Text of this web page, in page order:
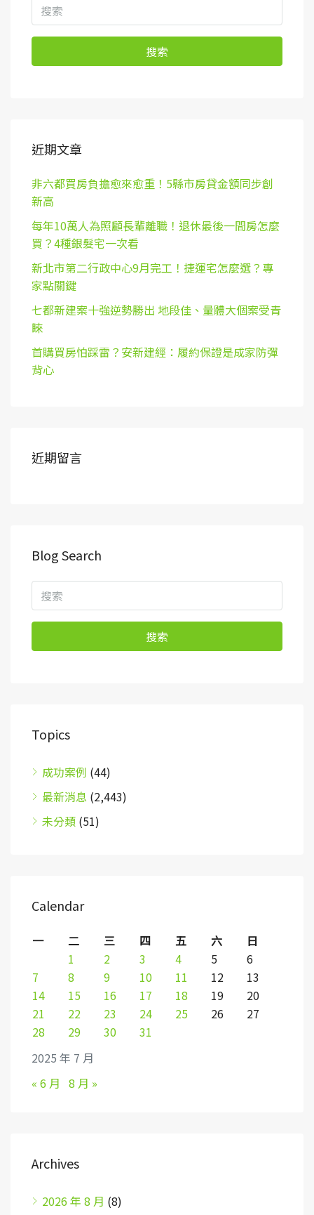
搜索
近期文章
非六都買房負擔愈來愈重！5縣市房貸金額同步創
新高
每年10萬人為照顧長輩離職！退休最後一間房怎麼
買？4種銀髮宅一次看
新北市第二行政中心9月完工！捷運宅怎麼選？專
家點關鍵
七都新建案十強逆勢勝出 地段佳、量體大個案受青
睞
首購買房怕踩雷？安新建經：履約保證是成家防彈
背心
近期留言
Blog Search
搜索
Topics
成功案例 (44)
最新消息 (2,443)
未分類 (51)
Calendar
2025 年 7 月
一 二 三 四 五 六
日
1
2 3 4 5
6
7
8 9 10 11 12
13
14
15 16 17 18 19
20
21
22 23 24 25 26
27
28
29 30 31
« 6 月 8 月 »
Archives
2026 年 8 月 (8)